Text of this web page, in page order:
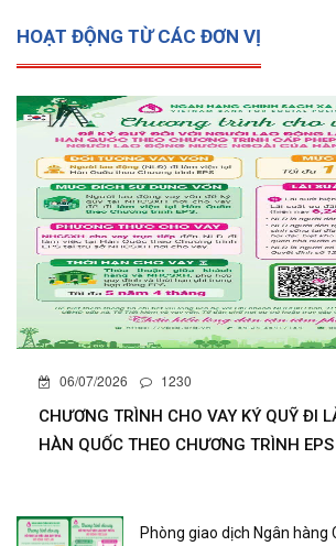
HOẠT ĐỘNG TỪ CÁC ĐƠN VỊ
06/07/2026 1230
CHƯƠNG TRÌNH CHO VAY KÝ QUỸ ĐI
HÀN QUỐC THEO CHƯƠNG TRÌNH EPS
Phòng giao dịch Ngân hàng